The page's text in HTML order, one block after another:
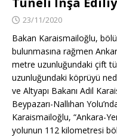
23/11/2020
Bakan Karaismailoğlu,
bulunmasına rağmen
metre uzunluğundaki çift
uzunluğundaki köprüyü
ve Altyapı Bakanı Adil
Beypazarı-Nallıhan
Karaismailoğlu, “Ankara-
yolunun 112 kilometresi